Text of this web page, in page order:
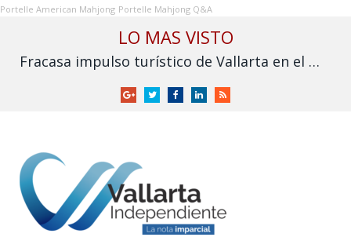
Portelle American Mahjong Portelle Mahjong Q&A
LO MAS VISTO
Fracasa impulso turístico de Vallarta en el Mundial: derrama cae frente a 2025
GoogleTwitterFacebookLinkedInRSS